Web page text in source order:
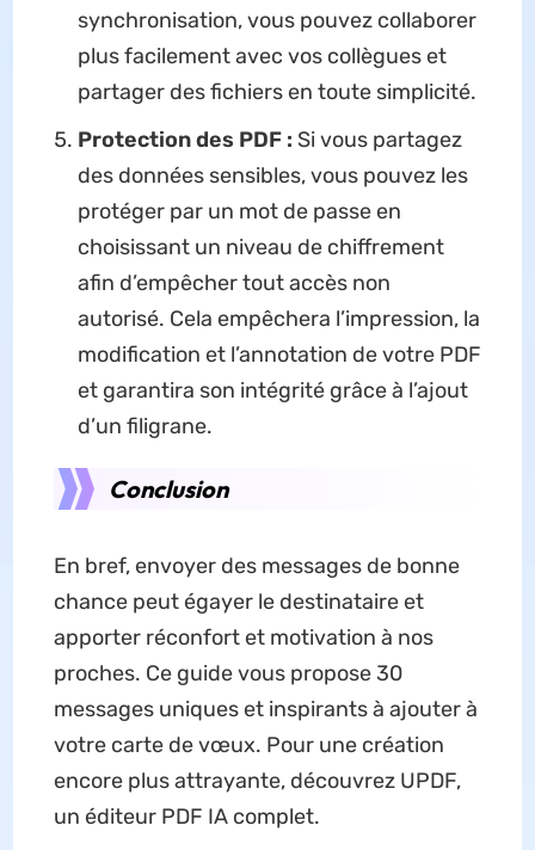
synchronisation, vous pouvez collaborer
plus facilement avec vos collègues et
partager des fichiers en toute simplicité.
Protection des PDF : Si vous partagez
des données sensibles, vous pouvez les
protéger par un mot de passe en
choisissant un niveau de chiffrement
afin d’empêcher tout accès non
autorisé. Cela empêchera l’impression, la
modification et l’annotation de votre PDF
et garantira son intégrité grâce à l’ajout
d’un filigrane.
Conclusion
En bref, envoyer des messages de bonne
chance peut égayer le destinataire et
apporter réconfort et motivation à nos
proches. Ce guide vous propose 30
messages uniques et inspirants à ajouter à
votre carte de vœux. Pour une création
encore plus attrayante, découvrez UPDF,
un éditeur PDF IA complet.